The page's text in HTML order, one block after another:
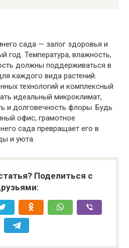
сада — залог здоровья и
год. Температура, влажность,
должны поддерживаться в
каждого вида растений.
технологий и комплексный
идеальный микроклимат,
и долговечность флоры. Будь
офис, грамотное
сада превращает его в
и уюта.
Поделиться с